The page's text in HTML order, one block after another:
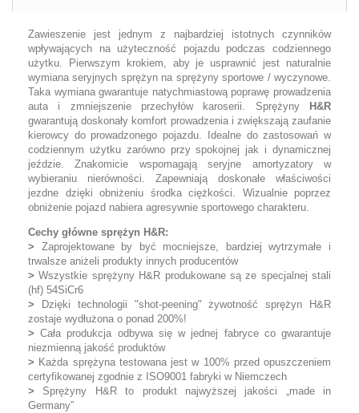
Zawieszenie jest jednym z najbardziej istotnych czynników
wpływających na użyteczność pojazdu podczas codziennego
użytku. Pierwszym krokiem, aby je usprawnić jest naturalnie
wymiana seryjnych sprężyn na sprężyny sportowe / wyczynowe.
Taka wymiana gwarantuje natychmiastową poprawę prowadzenia
auta i zmniejszenie przechyłów karoserii. Sprężyny
H&R
gwarantują doskonały komfort prowadzenia i zwiększają zaufanie
kierowcy do prowadzonego pojazdu. Idealne do zastosowań w
codziennym użytku zarówno przy spokojnej jak i dynamicznej
jeździe. Znakomicie wspomagają seryjne amortyzatory w
wybieraniu nierówności. Zapewniają doskonałe właściwości
jezdne dzięki obniżeniu środka ciężkości. Wizualnie poprzez
obniżenie pojazd nabiera agresywnie sportowego charakteru.
Cechy główne sprężyn H&R:
> Zaprojektowane by być mocniejsze, bardziej wytrzymałe i
trwalsze aniżeli produkty innych producentów
> Wszystkie sprężyny H&R produkowane są ze specjalnej stali
(hf) 54SiCr6
> Dzięki technologii "shot-peening" żywotność sprężyn H&R
zostaje wydłużona o ponad 200%!
> Cała produkcja odbywa się w jednej fabryce co gwarantuje
niezmienną jakość produktów
> Każda sprężyna testowana jest w 100% przed opuszczeniem
certyfikowanej zgodnie z ISO9001 fabryki w Niemczech
> Sprężyny H&R to produkt najwyższej jakości „made in
Germany”